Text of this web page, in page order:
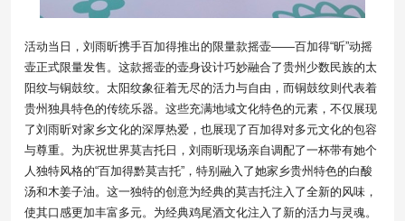
活动当日，刘雨昕携手百加得推出的限量款摇壶——百加得“昕”动摇
壶正式限量发售。这款摇壶的壶身设计巧妙融合了贵州少数民族的太
阳纹与铜鼓纹。太阳纹象征着无尽的活力与自由，而铜鼓纹则代表着
贵州独具特色的传统乐器。这些充满地域文化特色的元素，不仅展现
了刘雨昕对家乡文化的深厚热爱，也展现了百加得对多元文化的包容
与尊重。为庆祝世界莫吉托日，刘雨昕现场亲自调配了一杯带有她个
人独特风格的“百加得黔莫吉托”，特别融入了她家乡贵州特色的白酸
汤和木姜子油。这一独特的创意为经典的莫吉托注入了全新的风味，
使其口感更加丰富多元。为经典鸡尾酒文化注入了新的活力与灵魂。